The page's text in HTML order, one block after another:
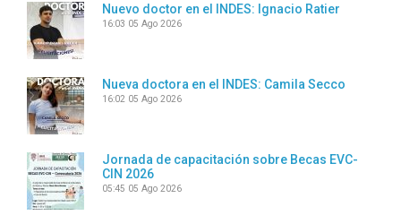
Nuevo doctor en el INDES: Ignacio Ratier
16:03 05 Ago 2026
Nueva doctora en el INDES: Camila Secco
16:02 05 Ago 2026
Jornada de capacitación sobre Becas EVC-
CIN 2026
05:45 05 Ago 2026